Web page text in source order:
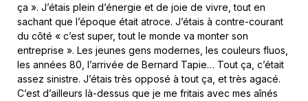
ça ». J’étais plein d’énergie et de joie de vivre, tout en
sachant que l’époque était atroce. J’étais à contre-courant
du côté « c’est super, tout le monde va monter son
entreprise ». Les jeunes gens modernes, les couleurs fluos,
les années 80, l’arrivée de Bernard Tapie… Tout ça, c’était
assez sinistre. J’étais très opposé à tout ça, et très agacé.
C’est d’ailleurs là-dessus que je me fritais avec mes aînés